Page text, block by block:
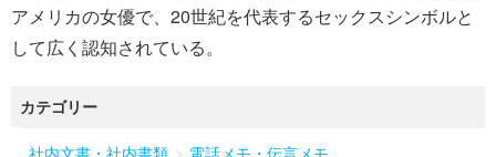
アメリカの女優で、20世紀を代表するセックスシンボルと
して広く認知されている。
カテゴリー